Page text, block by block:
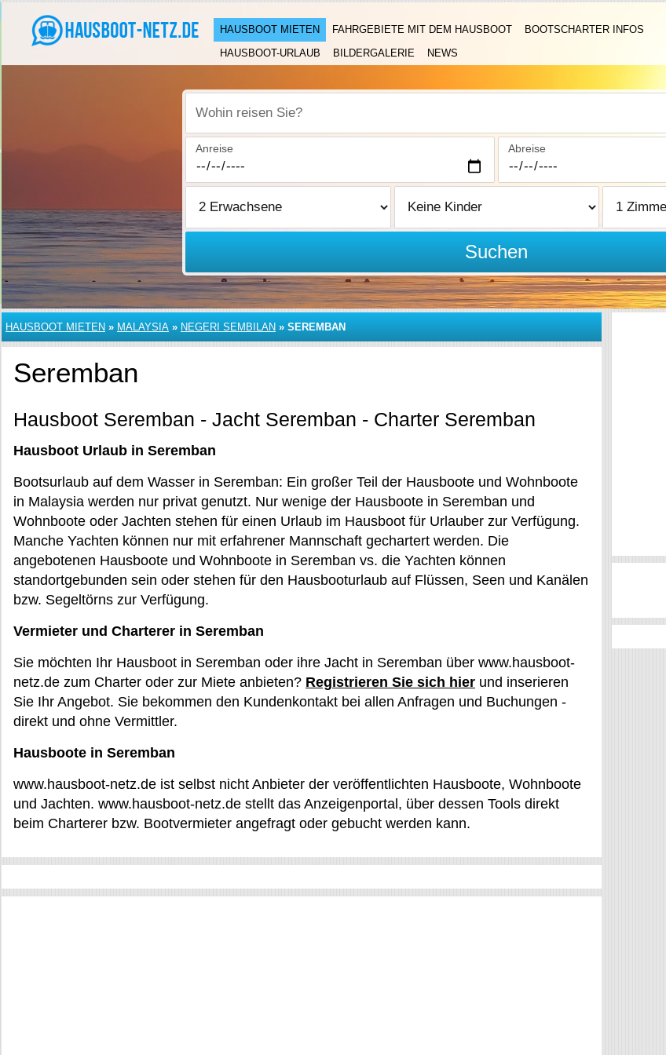
HAUSBOOT MIETEN FAHRGEBIETE MIT DEM HAUSBOOT
BOOTSCHARTER INFOS
HAUSBOOT-URLAUB
BILDERGALERIE NEWS
Wohin reisen Sie?
Anreise Abreise
Suchen
HAUSBOOT MIETEN » MALAYSIA » NEGERI SEMBILAN » SEREMBAN
Seremban
Hausboot Seremban - Jacht Seremban - Charter Seremban
Hausboot Urlaub in Seremban
Bootsurlaub auf dem Wasser in Seremban: Ein großer Teil der Hausboote und Wohnboote
in Malaysia werden nur privat genutzt. Nur wenige der Hausboote in Seremban und
Wohnboote oder Jachten stehen für einen Urlaub im Hausboot für Urlauber zur Verfügung.
Manche Yachten können nur mit erfahrener Mannschaft gechartert werden. Die
angebotenen Hausboote und Wohnboote in Seremban vs. die Yachten können
standortgebunden sein oder stehen für den Hausbooturlaub auf Flüssen, Seen und Kanälen
bzw. Segeltörns zur Verfügung.
Vermieter und Charterer in Seremban
Sie möchten Ihr Hausboot in Seremban oder ihre Jacht in Seremban über www.hausboot-
netz.de zum Charter oder zur Miete anbieten? Registrieren Sie sich hier und inserieren
Sie Ihr Angebot. Sie bekommen den Kundenkontakt bei allen Anfragen und Buchungen -
direkt und ohne Vermittler.
Hausboote in Seremban
www.hausboot-netz.de ist selbst nicht Anbieter der veröffentlichten Hausboote, Wohnboote
und Jachten. www.hausboot-netz.de stellt das Anzeigenportal, über dessen Tools direkt
beim Charterer bzw. Bootvermieter angefragt oder gebucht werden kann.